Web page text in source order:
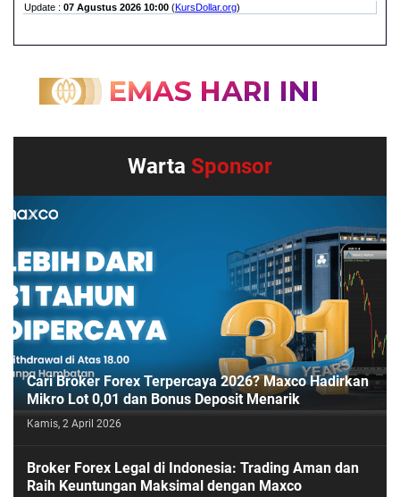
Warta Sponsor
Cari Broker Forex Terpercaya 2026? Maxco Hadirkan
Mikro Lot 0,01 dan Bonus Deposit Menarik
Kamis, 2 April 2026
Broker Forex Legal di Indonesia: Trading Aman dan
Raih Keuntungan Maksimal dengan Maxco